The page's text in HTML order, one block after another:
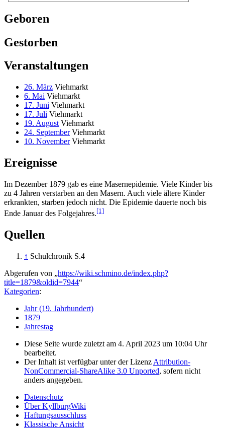
Geboren
Gestorben
Veranstaltungen
26. März Viehmarkt
6. Mai Viehmarkt
17. Juni Viehmarkt
17. Juli Viehmarkt
19. August Viehmarkt
24. SeptemberViehmarkt
10. NovemberViehmarkt
Ereignisse
Im Dezember 1879 gab es eine Masernepidemie. Viele Kinder bis
zu 4 Jahren verstarben an den Masern. Auch viele ältere Kinder
erkrankten, starben jedoch nicht. Die Epidemie dauerte noch bis
Ende Januar des Folgejahres.[1]
Quellen
↑ Schulchronik S.4
Abgerufen von „https://wiki.schmino.de/index.php?
title=1879&oldid=7944“
Kategorien:
Jahr (19. Jahrhundert)
1879
Jahrestag
Diese Seite wurde zuletzt am 4. April 2023 um 10:04 Uhr
bearbeitet.
Der Inhalt ist verfügbar unter der Lizenz Attribution-
NonCommercial-ShareAlike 3.0 Unported, sofern nicht
anders angegeben.
Datenschutz
Über KyllburgWiki
Haftungsausschluss
Klassische Ansicht